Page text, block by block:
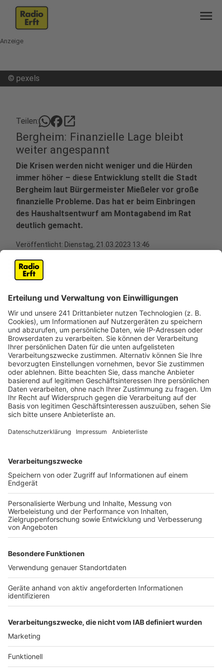
menu
Anzeige
© pexels
Teilen: open_in_new
Bergheim: Finanzielle Lage bleibt
weiter angespannt
Die Krisen werden nicht weniger und die Hürden
immer höher – diese Entwicklung stellt die Stadt
Bergheim laut Bürgermeister Mießeler vor große
finanzielle Probleme. Das hat er beim Einbringen
des Haushaltsentwurf am Montagabend im Rat
deutlich gemacht.
Veröffentlicht: Dienstag, 21.03.2023 13:46
Anzeige
die Stadt nicht ins Haushaltssicherungskonzept
abrutscht, um weiter handlungsfähig zu bleiben. Um
dieses Ziel zu erreichen, muss die Stadt laut Mießeler
Abstriche machen und sich für die Investitionen
entscheiden, von denen die Bergheimer am meisten
profitieren. So will die Stadt in den nächsten Jahren
mehrere Millionen Euro in den Neubau von Schulen und
Kitas stecken und auch in Feuerwehr und
Rettungsdienst sowie in den Sport investieren.
Jahr mit einer Erhöhung der Grundsteuern rechnen.
beispielsweise die gestiegene Kreisumlage stemmen
zu können. Insgesamt ist die finanzielle Lage in
Bergheim mehr als angespannt – darauf haben
ihrem Haushaltsentwurf hingewiesen. Im
Doppelhaushalt für die beiden nächsten Jahren
klaffen laut Kämmerer deutliche Lücken: in diesem
12 Millionen Euro. Gründe für die hohen Defizite seien
unter anderem die gestiegene Kreisumlage und die
deutlich höheren Personalkosten. Diese Defizite kann
die Stadt nach ihren Angaben aber durch einen Griff in
die Rücklage ausgleichen. Der Rat muss dem
Haushaltsentwurf noch zustimmen.
Anzeige